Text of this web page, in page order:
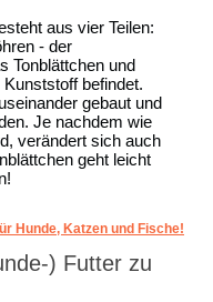
aus vier Teilen:
- der
Tonblättchen und
befindet.
gebaut und
Je nachdem wie
verändert sich auch
geht leicht
Hunde, Katzen und Fische!
) Futter zu